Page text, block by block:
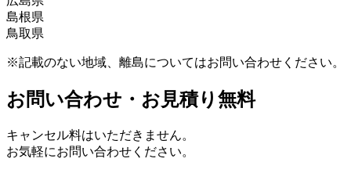
郡、霧島市、串木野市、国分市、薩摩郡、薩摩川内
市、志布志市、川内市、曽於郡、曽於市、垂水市、日
郡、平戸市、松浦市、南島原市、南松浦郡
熊毛郡、山陽小野田市、下関市、周南市、長門市、萩
市、光市、防府市、美祢市、柳井市、山口市
安芸郡、江田島市、大竹市、尾道市、呉市、庄原市、
神石郡、世羅郡、竹原市、豊田郡、廿日市市、東広島
郡
島根県
飯石郡、出雲市、雲南市、大田市、邑智郡、隠岐郡、
安来市
鳥取県
日野郡、八頭郡、米子市
※記載のない地域、離島についてはお問い合わせください。
お問い合わせ・お見積り無料
キャンセル料はいただきません。
お気軽にお問い合わせください。